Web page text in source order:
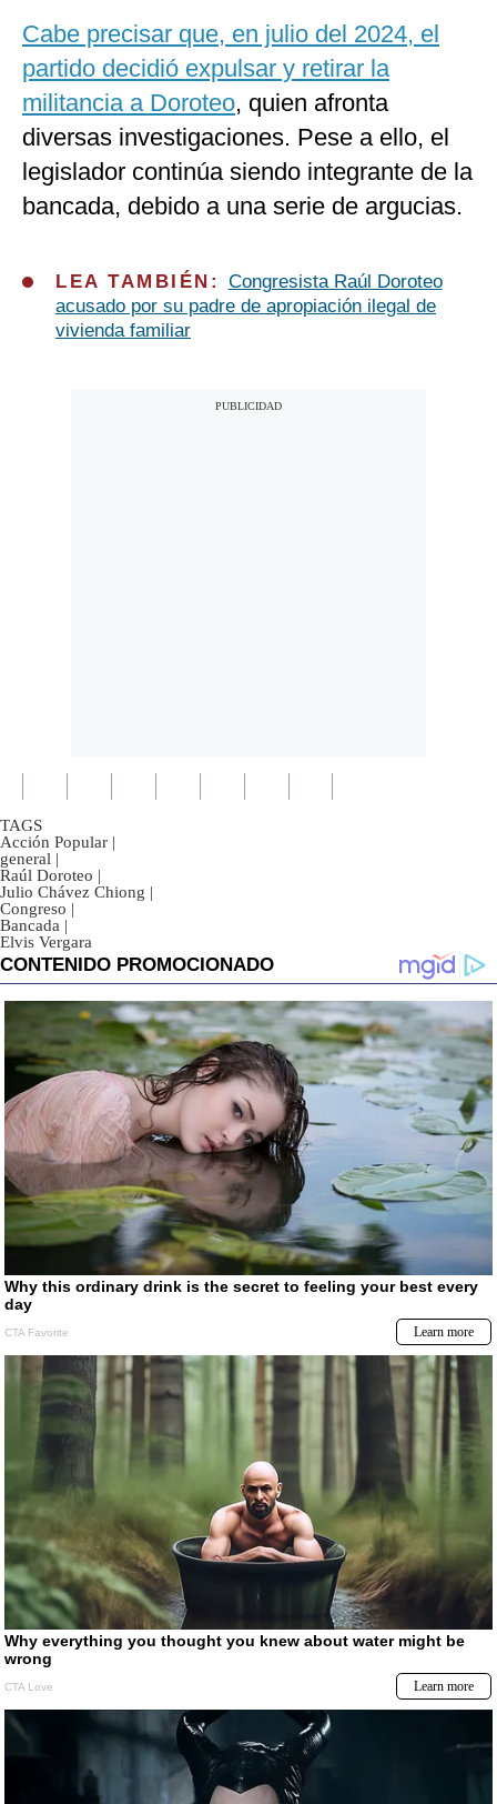
Cabe precisar que, en julio del 2024, el
partido decidió expulsar y retirar la
militancia a Doroteo, quien afronta
diversas investigaciones. Pese a ello, el
legislador continúa siendo integrante de la
bancada, debido a una serie de argucias.
LEA TAMBIÉN: Congresista Raúl Doroteo
acusado por su padre de apropiación ilegal de
vivienda familiar
TAGS
Acción Popular |
general |
Raúl Doroteo |
Julio Chávez Chiong |
Congreso |
Bancada |
Elvis Vergara